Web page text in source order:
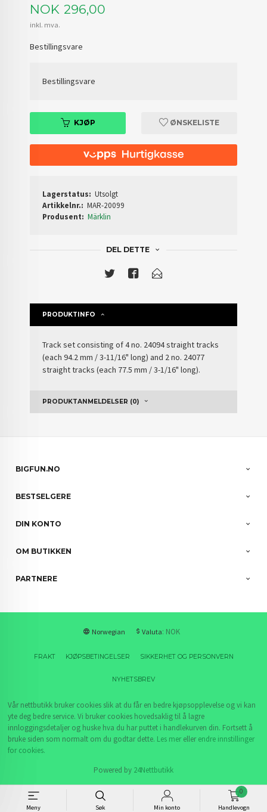
Meny Søk Min konto Handlevogn
0
Pris
NOK 296,00
inkl. mva.
Bestillingsvare
Bestillingsvare
KJØP ØNSKELISTE
Lagerstatus: Utsolgt
Artikkelnr.: MAR-20099
Produsent: Märklin
DEL DETTE
PRODUKTINFO
Track set consisting of 4 no. 24094 straight tracks
(each 94.2 mm / 3-11/16" long) and 2 no. 24077
straight tracks (each 77.5 mm / 3-1/16" long).
PRODUKTANMELDELSER (0)
BIGFUN.NO
BESTSELGERE
DIN KONTO
OM BUTIKKEN
PARTNERE
Norwegian Valuta: NOK
FRAKT KJØPSBETINGELSER SIKKERHET OG PERSONVERN
NYHETSBREV
Vår nettbutikk bruker cookies slik at du får en bedre kjøpsopplevelse og vi kan
yte deg bedre service. Vi bruker cookies hovedsaklig til å lagre
innloggingsdetaljer og huske hva du har puttet i handlekurven din. Fortsett å
bruke siden som normalt om du godtar dette. Les merellerendre innstillinger
for cookies.
Powered by 24Nettbutikk